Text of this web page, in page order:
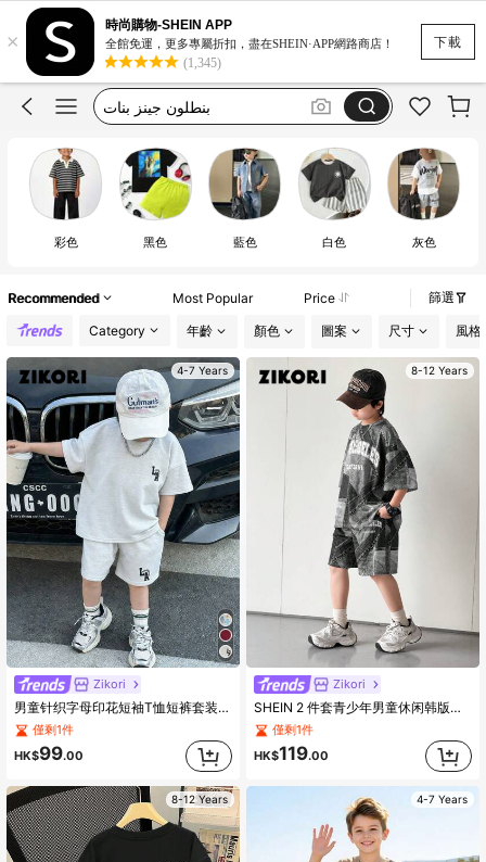
下載
×
時尚購物-SHEIN APP
全館免運，更多專屬折扣，盡在SHEIN·APP網路商店！
(1,345)
dress
ملابس بنات
بنطلون جينز بنات
kids girl outfit
dress
彩色 黑色 藍色 白色 灰色
Recommended Most Popular Price 篩選
Category 年齡 顏色 圖案 尺寸 風格
4-7 Years
Zikori
男童针织字母印花短袖T恤短裤套装（2件），休闲百搭，适合通勤、上学、日常穿着、运动和夏季穿着。
僅剩1件
HK$99.00
8-12 Years
8-12 Years
Zikori
SHEIN 2 件套青少年男童休闲韩版宽松字母牛仔印花圆领短袖 T 恤和短裤套装，适合通勤、上学、日常休闲、运动、春夏季
僅剩1件
HK$119.00
4-7 Years